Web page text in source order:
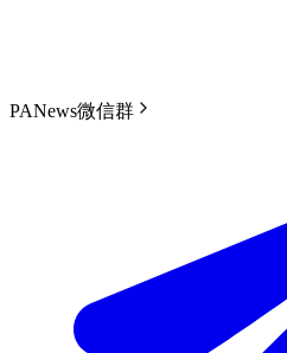
PANews微信群